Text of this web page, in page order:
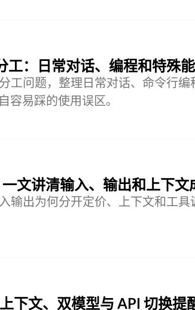
工：日常对话、编程和特殊
工问题，整理日常对话、命令行编
容易踩的使用误区。
文讲清输入、输出和上下文
输出为何分开定价、上下文和工具
下文、双模型与 API 切换提